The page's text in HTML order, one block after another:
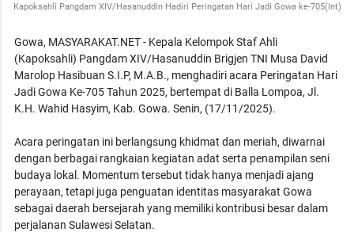
Kapoksahli Pangdam XIV/Hasanuddin Hadiri Peringatan Hari Jadi Gowa ke-705(Int)
Gowa, MASYARAKAT.NET - Kepala Kelompok Staf Ahli
(Kapoksahli) Pangdam XIV/Hasanuddin Brigjen TNI Musa David
Marolop Hasibuan S.I.P, M.A.B., menghadiri acara Peringatan Hari
Jadi Gowa Ke-705 Tahun 2025, bertempat di Balla Lompoa, Jl.
K.H. Wahid Hasyim, Kab. Gowa. Senin, (17/11/2025).
Acara peringatan ini berlangsung khidmat dan meriah, diwarnai
dengan berbagai rangkaian kegiatan adat serta penampilan seni
budaya lokal. Momentum tersebut tidak hanya menjadi ajang
perayaan, tetapi juga penguatan identitas masyarakat Gowa
sebagai daerah bersejarah yang memiliki kontribusi besar dalam
perjalanan Sulawesi Selatan.